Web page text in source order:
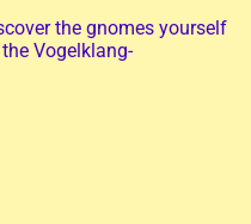
the gnomes yourself
Vogelklang-